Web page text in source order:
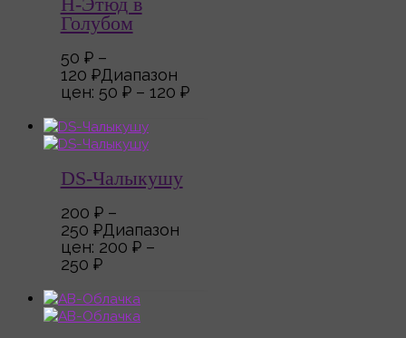
Голубом
50 ₽ –
120 ₽Диапазон
цен: 50 ₽ – 120 ₽
DS-Чалыкушу
200 ₽ –
250 ₽Диапазон
цен: 200 ₽ –
250 ₽